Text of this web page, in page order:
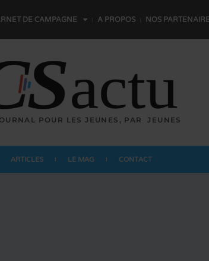
DE CAMPAGNE A PROPOS NOS
POUR LES JEUNES, PAR LE S JEUNES
ARTICLES LE MAG CONTACT